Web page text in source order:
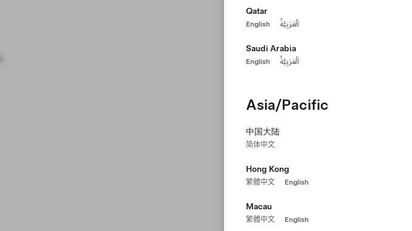
Qatar
English اَلْعَرَبِيَّةُ
Saudi Arabia
English اَلْعَرَبِيَّةُ
Asia/Pacific
中国大陆
简体中文
Hong Kong
繁體中文 English
Macau
繁體中文 English